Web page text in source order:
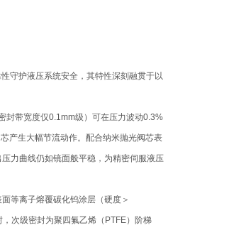
守护液压系统安全，其特性深刻融贯于以
封带宽度仅0.1mm级）可在压力波动0.3%
产生大幅节流动作。配合纳米抛光阀芯表
力曲线仍如镜面般平稳，为精密伺服液压
等离子熔覆碳化钨涂层（硬度＞
次级密封为聚四氟乙烯（PTFE）阶梯